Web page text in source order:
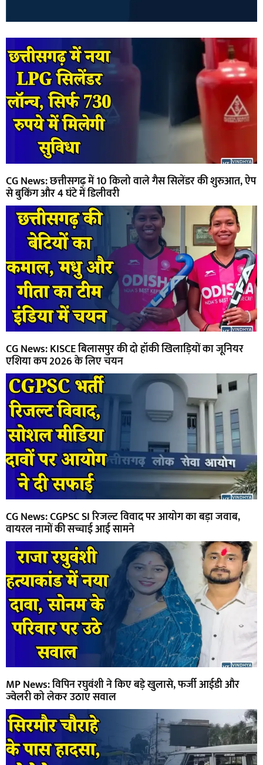
CG News: छत्तीसगढ़ में 10 किलो वाले गैस सिलेंडर की शुरुआत, ऐप
से बुकिंग और 4 घंटे में डिलीवरी
CG News: KISCE बिलासपुर की दो हॉकी खिलाड़ियों का जूनियर
एशिया कप 2026 के लिए चयन
CG News: CGPSC SI रिजल्ट विवाद पर आयोग का बड़ा जवाब,
वायरल नामों की सच्चाई आई सामने
MP News: विपिन रघुवंशी ने किए बड़े खुलासे, फर्जी आईडी और
ज्वेलरी को लेकर उठाए सवाल